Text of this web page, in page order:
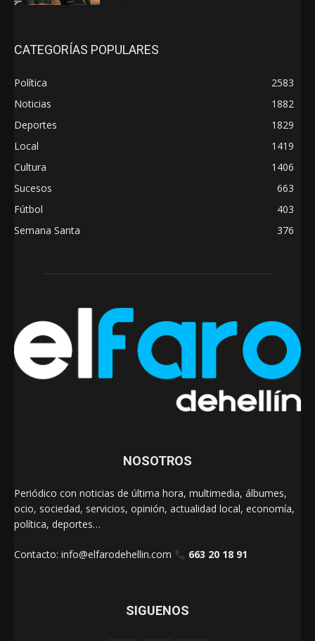
CATEGORÍAS POPULARES
Política
2583
Noticias
1882
Deportes
1829
Local
1419
Cultura
1406
Sucesos
663
Fútbol
403
Semana Santa
376
NOSOTROS
Periódico con noticias de última hora, multimedia, álbumes,
ocio, sociedad, servicios, opinión, actualidad local, economía,
política, deportes…
Contacto: info@elfarodehellin.com 663 20 18 91
SIGUENOS